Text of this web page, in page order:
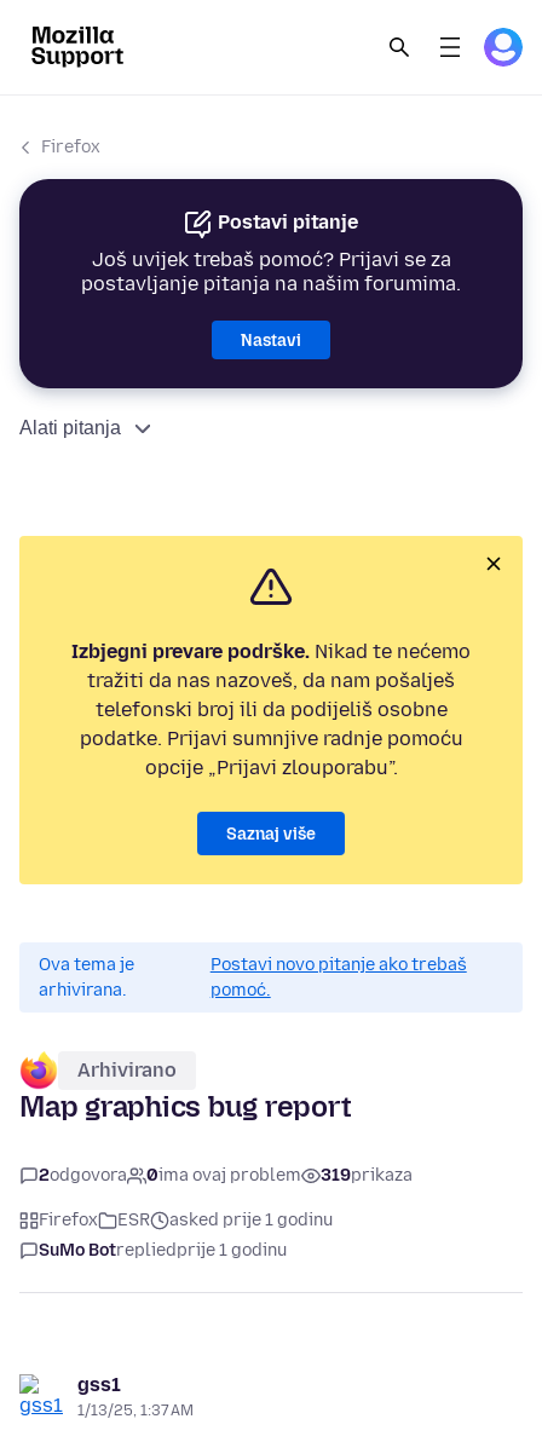
Firefox
Postavi pitanje
Još uvijek trebaš pomoć? Prijavi se za
postavljanje pitanja na našim forumima.
Nastavi
Alati pitanja
Izbjegni prevare podrške. Nikad te nećemo
tražiti da nas nazoveš, da nam pošalješ
telefonski broj ili da podijeliš osobne
podatke. Prijavi sumnjive radnje pomoću
opcije „Prijavi zlouporabu”.
Saznaj više
Ova tema je
arhivirana.
Postavi novo pitanje ako trebaš
pomoć.
Arhivirano
Map graphics bug report
2odgovora 0ima ovaj problem 319prikaza
Firefox ESR
asked prije 1 godinu
SuMo Botrepliedprije 1 godinu
gss1
1/13/25, 1:37 AM